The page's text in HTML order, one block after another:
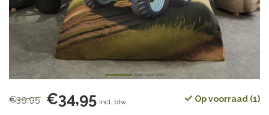
€39,95 €34,95 Incl. btw Op voorraad (1)